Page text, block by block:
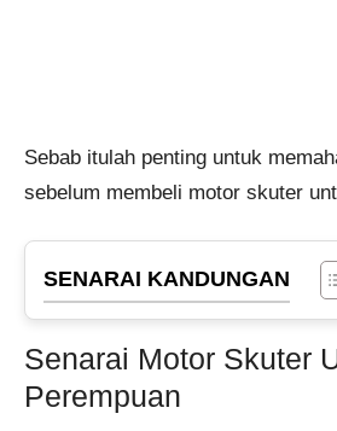
Sebab itulah penting untuk
sebelum membeli motor skuter
SENARAI KANDUNGAN
Senarai Motor Skuter
Perempuan